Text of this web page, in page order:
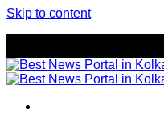
Skip to content